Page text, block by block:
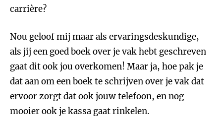
carrière?
Nou geloof mij maar als ervaringsdeskundige,
als jij een goed boek over je vak hebt geschreven
gaat dit ook jou overkomen! Maar ja, hoe pak je
dat aan om een boek te schrijven over je vak dat
ervoor zorgt dat ook jouw telefoon, en nog
mooier ook je kassa gaat rinkelen.